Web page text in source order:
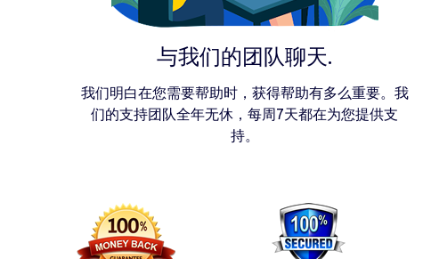
与我们的团队聊天.
我们明白在您需要帮助时，获得帮助有多么重要。我
们的支持团队全年无休，每周7天都在为您提供支
持。